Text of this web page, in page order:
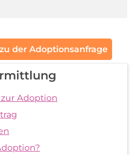
der Adoptionsanfrage
Adoption